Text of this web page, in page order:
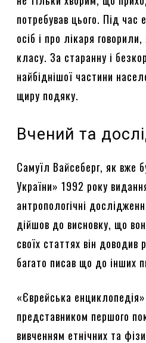
потребував цього. Під час
осіб і про лікаря
класу. За старанну і
найбіднішої частини
щиру подяку.
Вчений та
Самуїл Вайсеберг, як вже
України» 1992 року
антропологічні
дійшов до висновку, що
своїх статтях він
багато писав що до інших
«Єврейська
представником першого
вивченням етнічних та